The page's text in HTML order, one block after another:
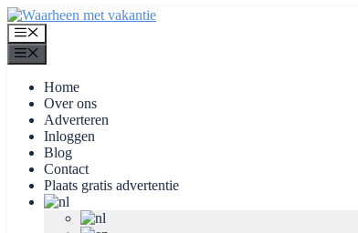
Ga
naar
de
inhoud
Menu
Home
Over ons
Adverteren
Inloggen
Blog
Contact
Plaats gratis advertentie